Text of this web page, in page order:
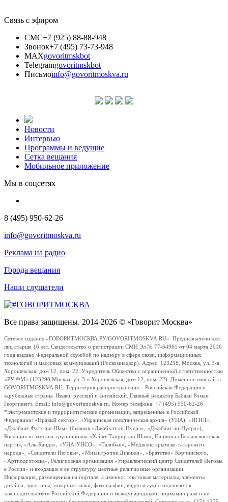
Связь с эфиром
СМС+7 (925) 88-88-948
Звонок+7 (495) 73-73-948
MAXgovoritmskbot
Telegramgovoritmskbot
Письмоinfo@govoritmoskva.ru
Новости
Интервью
Программы и ведущие
Сетка вещания
Мобильное приложение
Мы в соцсетях
8 (495) 950-62-26
info@govoritmoskva.ru
Реклама на радио
Города вещания
Наши слушатели
Все права защищены. 2014-2026 © «Говорит Москва»
Сетевое издание «ГОВОРИТМОСКВА.РУ/GOVORITMOSKVA.RU». Предназначено для
лиц старше 16 лет. Свидетельство о регистрации СМИ Эл № 77-64961 от 04 марта 2016
года выдано Федеральной службой по надзору в сфере связи, информационных
технологий и массовых коммуникаций (Роскомнадзор). Адрес: 123298, Москва, ул. 3-я
Хорошевская, дом 12, пом. 22. Учредитель Общество с ограниченной ответственностью
«РУ ФМ» (123298 Москва, ул. 3-я Хорошевская, дом 12, пом. 22). Доменное имя сайта
GOVORITMOSKVA.RU. Территория распространения – Российская Федерация и
зарубежные страны. Языки: русский и английский. Главный редактор Бабаян Роман
Георгиевич. Email: info@govoritmoskva.ru. Номер телефона: +7 (495) 950-62-26
*Экстремистские и террористические организации, запрещенные в Российской
Федерации: «Правый сектор», «Украинская повстанческая армия» (УПА), «ИГИЛ»,
«Джабхат Фатх аш-Шам» (бывшая «Джабхат ан-Нусра», «Джебхат ан-Нусра»),
Коалиция исламских группировок «Хайят Тахрир аш-Шам», Национал-Большевистская
партия, «Аль-Каида», «УНА-УНСО», «Талибан», «Меджлис крымско-татарского
народа», «Свидетели Иеговы», «Мизантропик Дивижн», «Братство» Корчинского,
«Артподготовка», Религиозная организация «Управленческий центр Свидетелей Иеговы
в России» и входящие в ее структуру местные религиозные организации.
Информация, размещенная на портале, а именно: текстовые материалы, элементы
дизайна, логотипы, товарные знаки, фотографии, видео и аудио охраняются
законодательством Российской Федерации и международными нормами права и не